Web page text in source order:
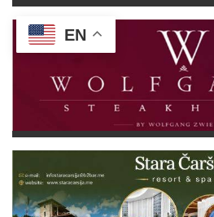
EN